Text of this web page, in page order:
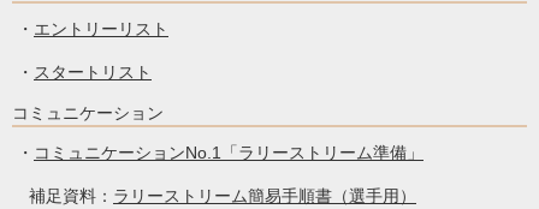
・ エントリーリスト
・ スタートリスト
コミュニケーション
・ コミュニケーションNo.1「ラリーストリーム準備」
補足資料： ラリーストリーム簡易手順書（選手用）